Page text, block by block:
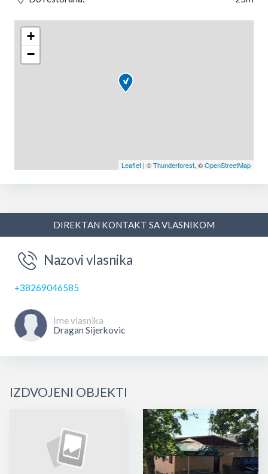
+
−
Leaflet | ©Thunderforest, ©OpenStreetMap
DIREKTAN KONTAKT SA VLASNIKOM
Nazovi vlasnika
+38269046585
Ime vlasnika
Dragan Sijerkovic
IZDVOJENI OBJEKTI